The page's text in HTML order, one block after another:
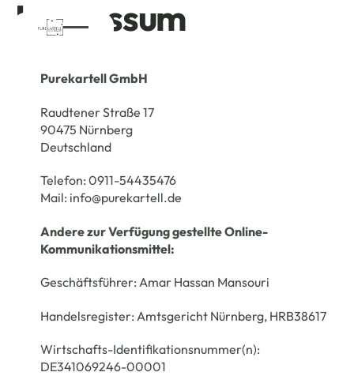
Impressum
Purekartell GmbH
Raudtener Straße 17
90475 Nürnberg
Deutschland
Telefon: 0911-54435476
Mail: info@purekartell.de
Andere zur Verfügung gestellte Online-
Kommunikationsmittel:
Geschäftsführer: Amar Hassan Mansouri
Handelsregister: Amtsgericht Nürnberg, HRB38617
Wirtschafts-Identifikationsnummer(n):
DE341069246-00001